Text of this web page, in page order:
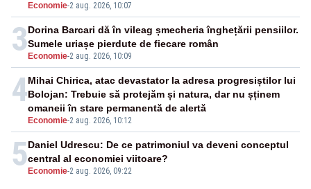
Economie-2 aug. 2026, 10:07
3 Economie-2 aug. 2026, 10:09
Dorina Barcari dă în vileag șmecheria înghețării pensiilor.
Sumele uriașe pierdute de fiecare român
4
Economie-2 aug. 2026, 10:12
Mihai Chirica, atac devastator la adresa progresiștilor lui
Bolojan: Trebuie să protejăm și natura, dar nu șținem
omaneii în stare permanentă de alertă
5 Economie-2 aug. 2026, 09:22
Daniel Udrescu: De ce patrimoniul va deveni conceptul
central al economiei viitoare?